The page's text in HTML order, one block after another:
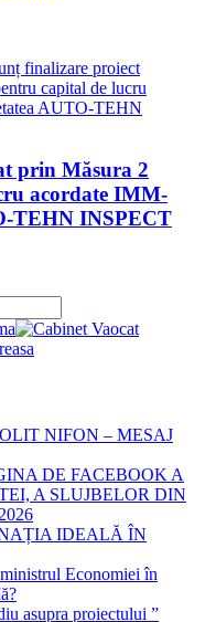
prin Măsura 2
acordate IMM-
TEHN INSPECT
Escape
NIFON – MESAJ
DE FACEBOOK A
A SLUJBELOR DIN
IDEALĂ ÎN
Economiei în
asupra proiectului ”